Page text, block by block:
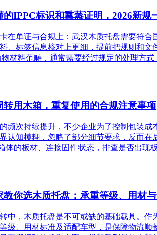
IPPC标识和熏蒸证明，2026新规
在单证与合规上：武汉木质托盘需要符
、标签信息核对上更细，提前把规则和
材料范畴，通常需要经过规定的处理方式
转用木箱，重复使用的合规注意事项
频次持续提升，不少企业为了控制包装
认知模糊，忽略了部分细节要求，反而
体的板材、连接固件状态，排查是否出现
教你选木质托盘：承重等级、用材
中，木质托盘是不可或缺的基础载具。
级、用材标准及适配车型，是保障物流